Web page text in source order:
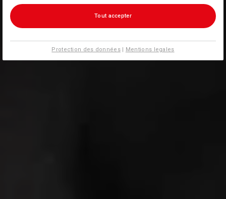
Tout accepter
Protection des données| Mentions legales